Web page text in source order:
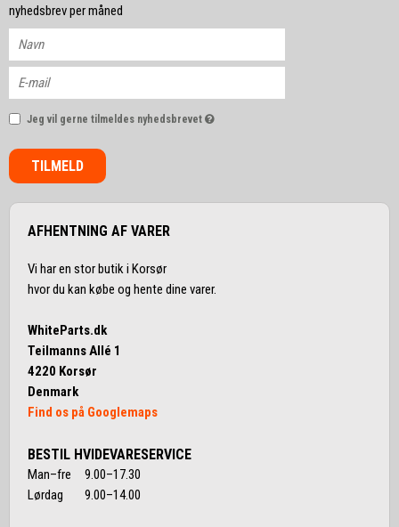
nyhedsbrev per måned
Jeg vil gerne tilmeldes nyhedsbrevet
TILMELD
AFHENTNING AF VARER
Vi har en stor butik i Korsør
hvor du kan købe og hente dine varer.
WhiteParts.dk
Teilmanns Allé 1
4220 Korsør
Denmark
Find os på Googlemaps
BESTIL HVIDEVARESERVICE
Man–fre 9.00–17.30
Lørdag 9.00–14.00